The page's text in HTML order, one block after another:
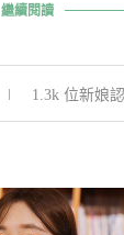
繼續閱讀
1.3k 位新娘